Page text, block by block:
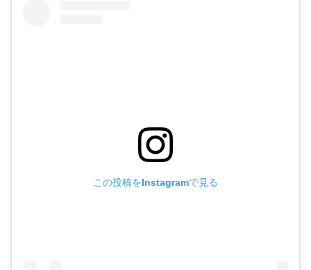
この投稿をInstagramで見る